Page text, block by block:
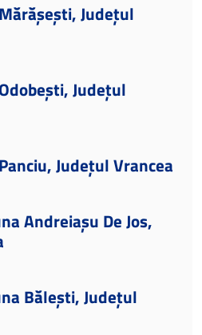
Județul
Județul
Județul Vrancea
Andreiașu De Jos,
Bălești, Județul